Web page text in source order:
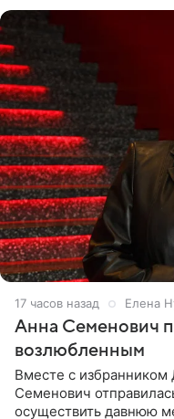
17 часов назад Елена
Анна Семенович
возлюбленным
Вместе с
Семенович
осуществить давнюю